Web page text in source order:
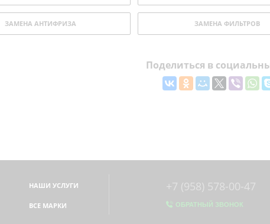
ЗАМЕНА АНТИФРИЗА ЗАМЕНА ФИЛЬТРОВ
Поделиться в
НАШИ УСЛУГИ
ВСЕ МАРКИ
+7 (958) 578-00-47
ОБРАТНЫЙ ЗВОНОК